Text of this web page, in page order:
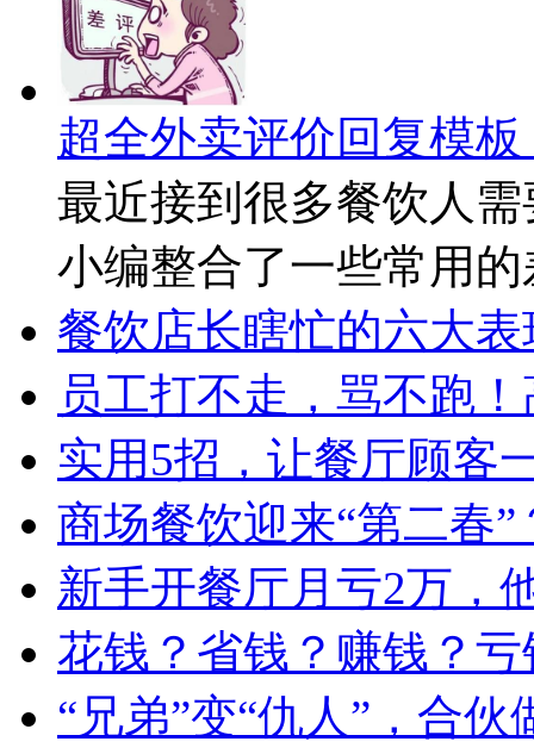
超全外卖评价回复模
最近接到很多餐饮人
小编整合了一些常用
餐饮店长瞎忙的六大
员工打不走，骂不跑
实用5招，让餐厅顾客
商场餐饮迎来“第二春
新手开餐厅月亏2万，
花钱？省钱？赚钱？
“兄弟”变“仇人”，合